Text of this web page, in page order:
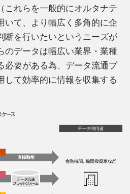
これらを一般的にオルタナテ
いて、より幅広く多角的に企
断を行いたいというニーズが
のデータは幅広い業界・業種
必要がある為、データ流通プ
して効率的に情報を収集する